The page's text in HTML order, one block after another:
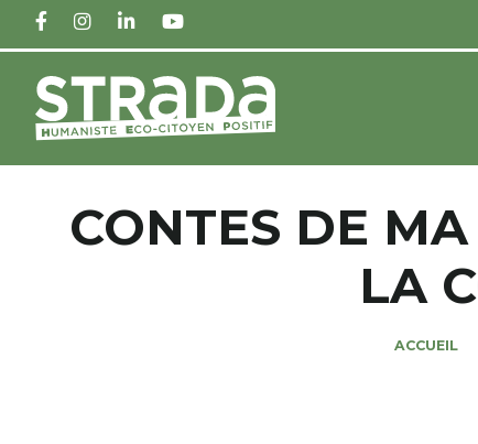
FACEBOOKINSTAGRAM
LINKEDINYOUTUBE
CONTES DE
LA
ACCUEIL